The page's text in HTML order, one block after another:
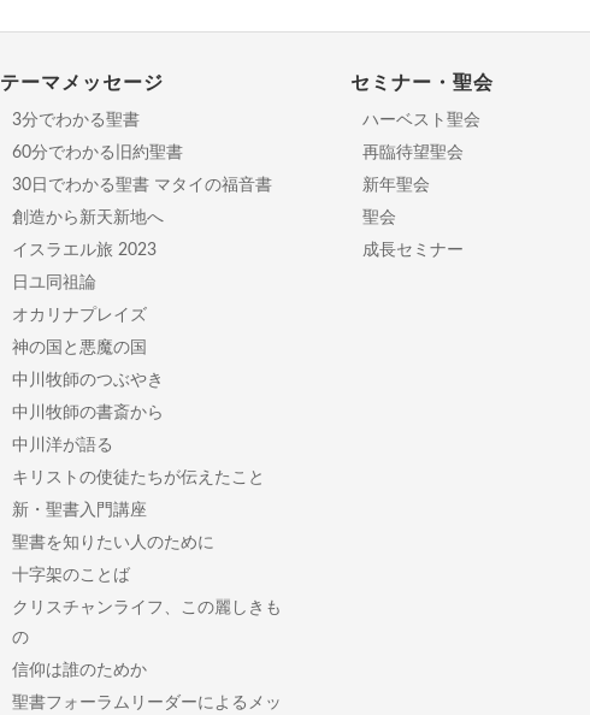
テーマメッセージ
3分でわかる聖書
60分でわかる旧約聖書
30日でわかる聖書 マタイの福音書
創造から新天新地へ
イスラエル旅 2023
日ユ同祖論
オカリナプレイズ
神の国と悪魔の国
中川牧師のつぶやき
中川牧師の書斎から
中川洋が語る
キリストの使徒たちが伝えたこと
新・聖書入門講座
聖書を知りたい人のために
十字架のことば
クリスチャンライフ、この麗しきも
の
信仰は誰のためか
聖書フォーラムリーダーによるメッ
セミナー・聖会
ハーベスト聖会
再臨待望聖会
新年聖会
聖会
成長セミナー